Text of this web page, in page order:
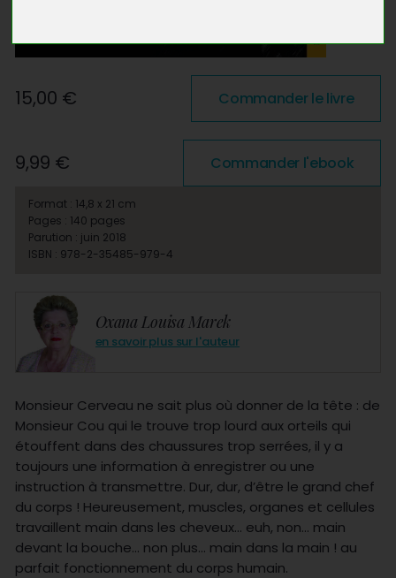
Oxana Louisa Marek
en savoir plus sur l'auteur
Monsieur Cerveau ne sait plus où donner de la tête : de
Monsieur Cou qui le trouve trop lourd aux orteils qui
étouffent dans des chaussures trop serrées, il y a
toujours une information à enregistrer ou une
instruction à transmettre. Dur, dur, d’être le grand chef
du corps ! Heureusement, muscles, organes et cellules
travaillent main dans les cheveux… euh, non… main
devant la bouche… non plus… main dans la main ! au
parfait fonctionnement du corps humain.
15,00 € Commander le livre
9,99 € Commander l'ebook
Format : 14,8 x 21 cm
Pages : 140 pages
Parution : juin 2018
ISBN : 978-2-35485-979-4